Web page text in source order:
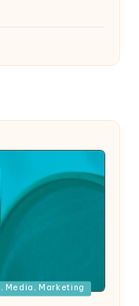
Media, Marketing